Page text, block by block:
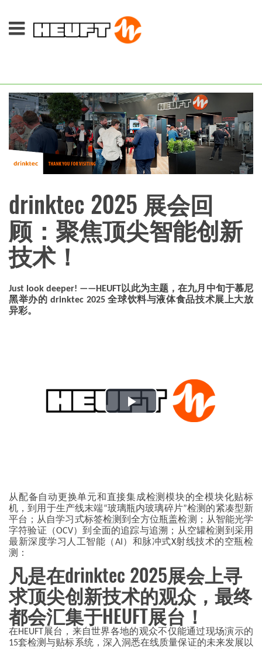
drinktec 2025 展会回
顾：聚焦顶尖智能创新
技术！
Just look deeper! ——HEUFT以此为主题，在九月中旬于慕尼
黑举办的 drinktec 2025 全球饮料与液体食品技术展上大放
异彩。
Play
从配备自动更换单元和直接集成检测模块的全模块化贴标
机，到用于生产线末端“玻璃瓶内玻璃碎片”检测的紧凑型新
平台；从自学习式标签检测到全方位瓶盖检测；从智能光学
字符验证（OCV）到全面的追踪与追溯；从空罐检测到采用
最新深度学习人工智能（AI）和脉冲式X射线技术的空瓶检
测：
凡是在drinktec 2025展会上寻
求顶尖创新技术的观众，最终
都会汇集于HEUFT展台！
在HEUFT展台，来自世界各地的观众不仅能通过现场演示的
15套检测与贴标系统，深入洞悉在线质量保证的未来发展以